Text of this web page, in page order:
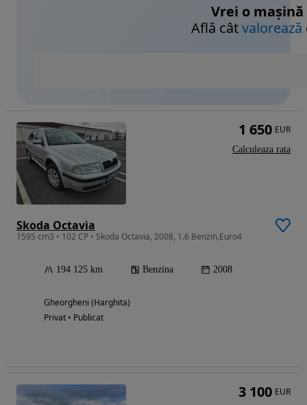
Vrei o mașină
Află câtvalorează
Skoda Octavia
1595 cm3 • 102 CP • Skoda Octavia, 2008, 1.6 Benzin,Euro4
194 125 km Benzina 2008
Gheorgheni (Harghita)
Privat • Publicat
1 650 EUR
Calculeaza rata
3 100 EUR